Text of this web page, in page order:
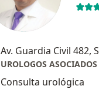
Av. Guardia Civil 482,
UROLOGOS ASOCIADOS
Consulta urológica